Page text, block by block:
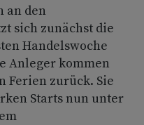
an den
sich zunächst die
Handelswoche
Anleger kommen
Ferien zurück. Sie
Starts nun unter